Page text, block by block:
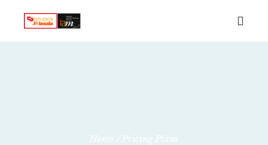
Home Pricing Plans